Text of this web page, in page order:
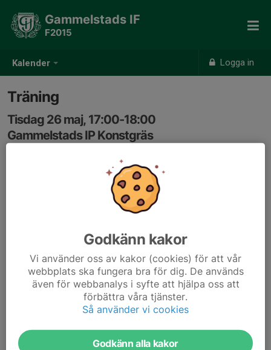
Kalender Logga in
Gammelstads IF
F2015
Träning
Tisdag 26 maj, 17:00-18:00
Gammelstads IP Konstgräs
Godkänn kakor
Vi använder oss av kakor (cookies) för att vår
webbplats ska fungera bra för dig. De används
även för webbanalys i syfte att hjälpa oss att
förbättra våra tjänster.
Så använder vi cookies
Godkänn alla kakor